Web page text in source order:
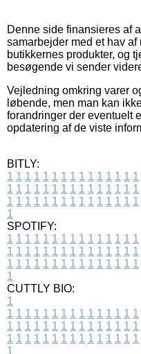
Denne side finansieres af
samarbejder med et hav
butikkernes produkter, og
besøgende vi sender
Vejledning omkring varer
løbende, men man kan
forandringer der eventuelt
opdatering af de viste
BITLY:
1 1 1 1 1 1 1 1 1 1 1 1 1 1 1
1 1 1 1 1 1 1 1 1 1 1 1 1 1 1
1 1 1 1 1 1 1 1 1 1 1 1 1 1 1
1
SPOTIFY:
1 1 1 1 1 1 1 1 1 1 1 1 1 1 1
1 1 1 1 1 1 1 1 1 1 1 1 1 1 1
1 1 1 1 1 1 1 1 1 1 1 1 1 1 1
1
CUTTLY BIO:
1
1 1 1 1 1 1 1 1 1 1 1 1 1 1 1
1 1 1 1 1 1 1 1 1 1 1 1 1 1 1
1 1 1 1 1 1 1 1 1 1 1 1 1 1 1
1